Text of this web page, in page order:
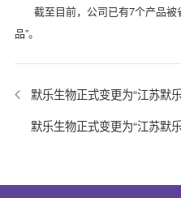
截至目前，公司已有7个产品被
品”。
默乐生物正式变更为“江苏默
默乐生物正式变更为“江苏默